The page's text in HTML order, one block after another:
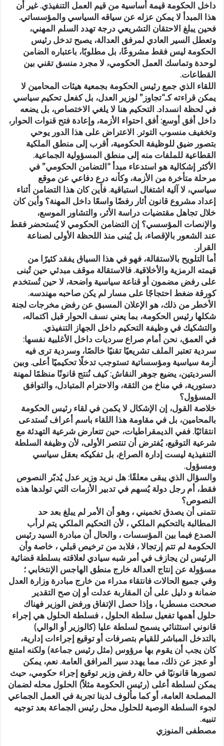
داخل الحكومة قيمة أساسية من قيم العمل التنفيذي. غير أن
هذا المبدأ لا يمكن عزله عن سياقه السياسي والمؤسساتي.
فحين يبلغ الاحتقان التشريعي درجة تهدد السلم المهني،
وتعطل السير العادي لمرفق العدالة، يصبح تدخل رئيس
الحكومة ليس فقط مشروعًا، بل مطلوبًا، باعتباره الضامن
لوحدة وتماسك العمل الحكومي، لا مجرد منسق تقني بين
القطاعات.
اللقاء الذي جمع رئيس الحكومة بجمعية هيئات المحامين لا
يمكن قراءته كـ“تجاوز” لوزير العدل، بل كفعل تحكيم سياسي
في لحظة انسداد. التحكيم هنا لا يلغي الاختصاص، بل يضعه
داخل أفق أوسع: أفق احتواء الأزمة، وإعادة فتح قنوات الحوار،
وتخفيف منسوب التوتر. الاعتراض على هذا الدور يوحي
بتصور ضيق للوظيفة الحكومية، أقرب إلى منطق الملكية
القطاعية للملفات منه إلى منطق المسؤولية الجماعية.
الأكثر إشكالية هو استدعاء مبدأ “التضامن الحكومي” في
مرحلة متأخرة من الأزمة، وكأنه درع دفاعي عن موقع
سياسي، لا آلية اشتغال استباقية. فأين كان هذا التضامن أثناء
إعداد مشروع قانون أثار رفضًا واسعًا داخل المهنة؟ وأين كان
خلال تجاهل مقتضيات دراسة الأثر، والتشاور الموسع،
والإنصات المؤسسي؟ إن التضامن الحكومي لا يُستحضر فقط
عند الشعور بالإقصاء، بل يُبنى منذ اللحظة الأولى لصناعة
القرار.
أما التلويح بالاستقالة، فهو في هذا السياق يفقد كثيرًا من
قيمته الرمزية والأخلاقية. فالاستقالة موقف مبدئي حين تُبنى
على رفض مضمون أو قناعة سياسية واضحة، لا حين تُستخدم
كورقة ضغط احتجاجًا على مسار لم يكن صاحبه مهندسه.
الأخطر من ذلك، هو الإعلان المسبق عن رفض مخرجات لجنة
شكلها رئيس الحكومة، بما يعني نسف الحوار قبل اكتماله،
والتشكيك في وظيفة التحكيم داخل الجهاز التنفيذي.
في العمق، نحن أمام صراع سرديات داخل الأغلبية نفسها:
سردية تعتبر الملف تشريعيًا تقنيًا خالصًا، وسردية ترى فيه
أزمة سياسية ومؤسساتية تستوجب تدخلًا تحكيميًا أعلى. وبين
السرديتين، يضيع جوهر النقاش: كيف نُنتج قانونًا منظمًا لمهنة
دستورية، في مناخ من الثقة، والاحترام المتبادل، والتوافق
المسؤول؟
خلاصة القول، إن الإشكال لا يكمن في لقاء رئيس الحكومة
بالمحامين، بل في مقاومة هذا اللقاء باسم أعراف تُستدعى
انتقائيًا. ففي الديمقراطيات، حين تتعارض شرعية التهدئة مع
شرعية التوقيع، يُفترض أن تنتصر الأولى، لأن وظيفة السلطة
التنفيذية ليست إدارة الصراع، بل تفكيكه بعقل سياسي
ومسؤول.
والسؤال الذي يبقى معلقًا: هل نريد وزير عدل يُدبّر النصوص
فقط، أم رجل دولة يُسهم في تدبير الأزمات التي تولدها هذه
النصوص؟
نتمنى أن يصدق تخميني ، وهو أن الأمر لم يبلغ بعد حد
المطالبة بالتحكيم الملكي ، لأن التحكيم الملكي يتم لرأب
الصدع فيما بين المؤسسات ، والحال أن مبادرة السيد رئيس
الحكومة لم تتم إرتجالا ، فلابد من ترخيص قبلي ، خاصة وأن
الرئيس لن يجازف في أمر شبه سيادي لعلاقته بسلطة قضائية
مسؤولة عن إنتاج العدالة خارج منطق الهاجس الإنتخابي ؛
وفي جميع الحالات فانتقاء مدراء من خارج مبادرة وزارة العدل
ضمانة و دليل على أن المقاربة عدلت أو إن صح التقدير
صححت مسطريا ، وإذا حصل الإتفاق ورفض الوزير فهناك
حلول أهمها تفعيل سلطة الحلول ، فسلطة الحلول هي إجراء
قانوني استثنائي يسمح لسلطة عليا (كالوزير أو الوالي)
بالتدخل المباشر للقيام بتصرفات أو توقيع إجراءات إدارية،
كان يجب أن يقوم بها مرؤوس (مثل رئيس جماعة) ولكنه امتنع
أو عجز عن ذلك، مما يهدد سير المرافق العامة. نعم، يمكن
تصورها قانونيًا في حالة رفض وزير توقيع إجراء حكومي، حيث
يمكن لسلطة أعلى (رئيس الحكومة مثلاً) الحلول محله لضمان
المصلحة العامة، أو كما مألوف لدينا تجربة في العمل الجماعي
لجوء السلطة الوصية للحلول محل رئيس الجماعة بعد توجيه
تنبيه.
مصطفى المنوزي